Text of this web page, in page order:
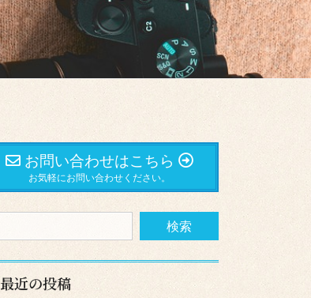
お問い合わせはこちら
お気軽にお問い合わせください。
最近の投稿